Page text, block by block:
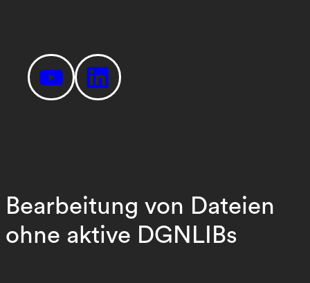
Bearbeitung von Dateien
ohne aktive DGNLIBs